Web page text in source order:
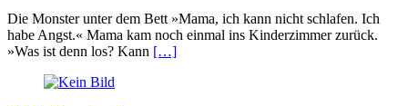
Die Monster unter dem Bett »Mama, ich kann nicht schlafen. Ich
habe Angst.« Mama kam noch einmal ins Kinderzimmer zurück.
»Was ist denn los? Kann […]